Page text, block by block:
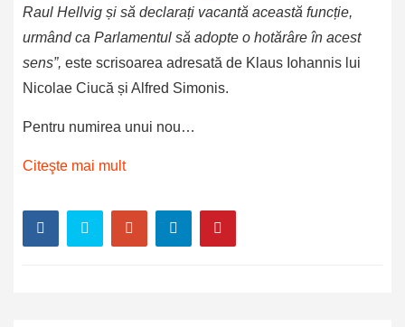
Raul Hellvig și să declarați vacantă această funcție,
urmând ca Parlamentul să adopte o hotărâre în acest
sens”, este scrisoarea adresată de Klaus Iohannis lui
Nicolae Ciucă și Alfred Simonis.
Pentru numirea unui nou…
Citeşte mai mult